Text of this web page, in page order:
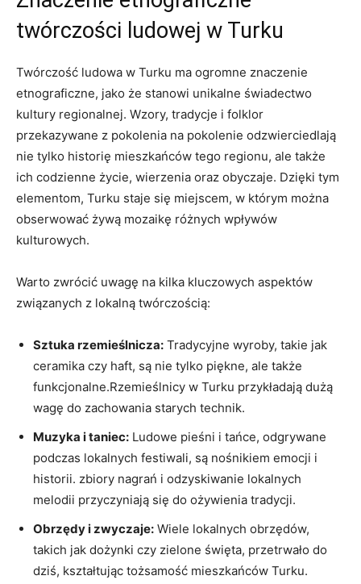
twórczości ludowej w Turku
Twórczość ludowa w Turku ma ogromne znaczenie
etnograficzne, jako że stanowi unikalne świadectwo
kultury regionalnej. Wzory, tradycje i folklor
przekazywane z pokolenia na pokolenie odzwierciedlają
nie tylko historię mieszkańców tego regionu, ale także
ich codzienne życie, wierzenia oraz obyczaje. Dzięki tym
elementom, Turku staje się miejscem, w którym można
obserwować żywą mozaikę różnych wpływów
kulturowych.
Warto zwrócić uwagę na kilka kluczowych aspektów
związanych z lokalną twórczością:
Sztuka rzemieślnicza: Tradycyjne wyroby, takie jak
ceramika czy haft, są nie tylko piękne, ale także
funkcjonalne.Rzemieślnicy w Turku przykładają dużą
wagę do zachowania starych technik.
Muzyka i taniec: Ludowe pieśni i tańce, odgrywane
podczas lokalnych festiwali, są nośnikiem emocji i
historii. zbiory nagrań i odzyskiwanie lokalnych
melodii przyczyniają się do ożywienia tradycji.
Obrzędy i zwyczaje: Wiele lokalnych obrzędów,
takich jak dożynki czy zielone święta, przetrwało do
dziś, kształtując tożsamość mieszkańców Turku.